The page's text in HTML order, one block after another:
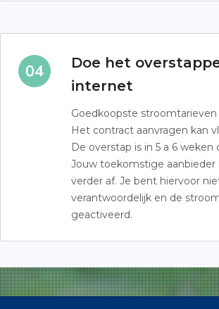
Doe het
internet
Goedkoopste
Het contract aanvragen kan
De overstap is in 5 a 6 weken
Jouw toekomstige aanbieder
verder af. Je bent hiervoor
verantwoordelijk en de
geactiveerd.